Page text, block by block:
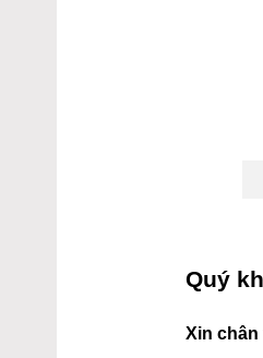
Quý
Xin chân